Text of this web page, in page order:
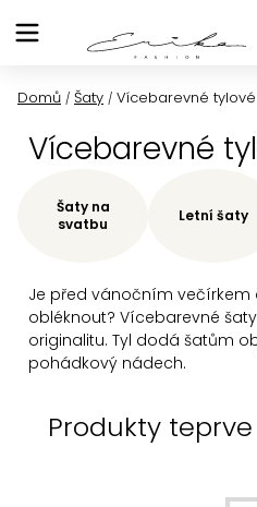
na
Domů / Šaty / Vícebarevné
Vícebarevné
Je před vánočním večírkem
obléknout? Vícebarevné
originalitu. Tyl dodá šatům
pohádkový nádech.
Šaty na
svatbu
Letní šaty
Produkty